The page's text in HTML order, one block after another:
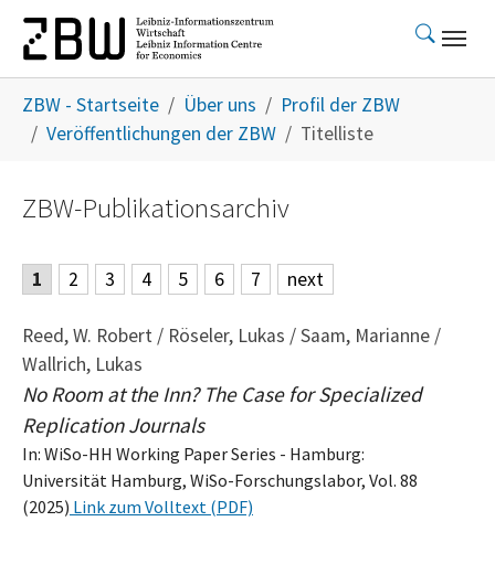
Skip to main content
ZBW - Startseite Über uns
Profil der ZBW
Veröffentlichungen der ZBW
Titelliste
ZBW-Publikationsarchiv
1 2 3 4 5 6 7 next
Reed, W. Robert / Röseler, Lukas / Saam, Marianne /
Wallrich, Lukas
No Room at the Inn? The Case for Specialized
Replication Journals
In: WiSo-HH Working Paper Series - Hamburg:
Universität Hamburg, WiSo-Forschungslabor, Vol. 88
(2025) Link zum Volltext (PDF)